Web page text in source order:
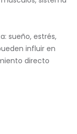
sueño, estrés,
influir en
directo